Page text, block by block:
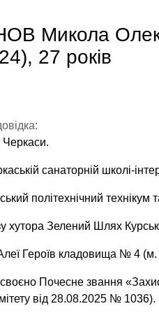
Микола
27 років
санаторній школі-
політехнічний технікум
хутора Зелений Шлях
Героїв кладовища № 4 (м.
Почесне звання
від 28.08.2025 № 1036).